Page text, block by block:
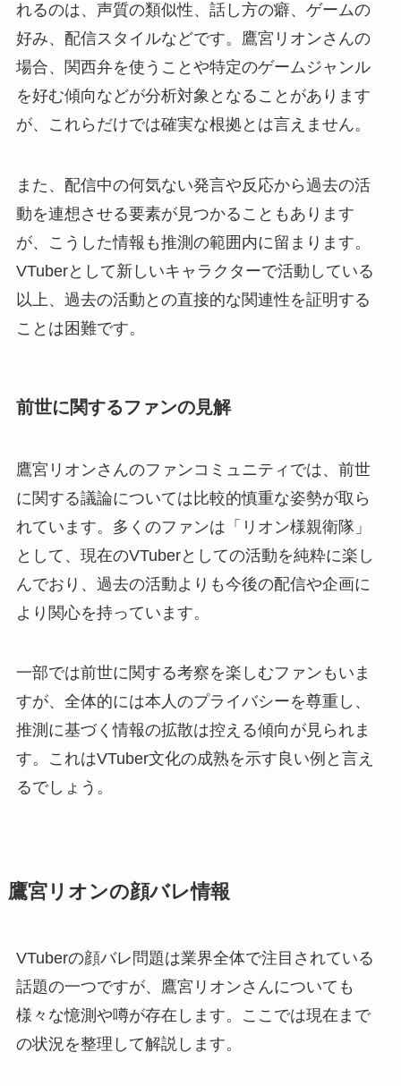
れるのは、声質の類似性、話し方の癖、ゲームの
好み、配信スタイルなどです。鷹宮リオンさんの
場合、関西弁を使うことや特定のゲームジャンル
を好む傾向などが分析対象となることがあります
が、これらだけでは確実な根拠とは言えません。
また、配信中の何気ない発言や反応から過去の活
動を連想させる要素が見つかることもあります
が、こうした情報も推測の範囲内に留まります。
VTuberとして新しいキャラクターで活動している
以上、過去の活動との直接的な関連性を証明する
ことは困難です。
前世に関するファンの見解
鷹宮リオンさんのファンコミュニティでは、前世
に関する議論については比較的慎重な姿勢が取ら
れています。多くのファンは「リオン様親衛隊」
として、現在のVTuberとしての活動を純粋に楽し
んでおり、過去の活動よりも今後の配信や企画に
より関心を持っています。
一部では前世に関する考察を楽しむファンもいま
すが、全体的には本人のプライバシーを尊重し、
推測に基づく情報の拡散は控える傾向が見られま
す。これはVTuber文化の成熟を示す良い例と言え
るでしょう。
鷹宮リオンの顔バレ情報
VTuberの顔バレ問題は業界全体で注目されている
話題の一つですが、鷹宮リオンさんについても
様々な憶測や噂が存在します。ここでは現在まで
の状況を整理して解説します。